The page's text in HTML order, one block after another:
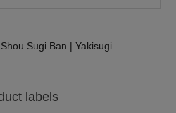
Sugi Ban | Yakisugi
labels